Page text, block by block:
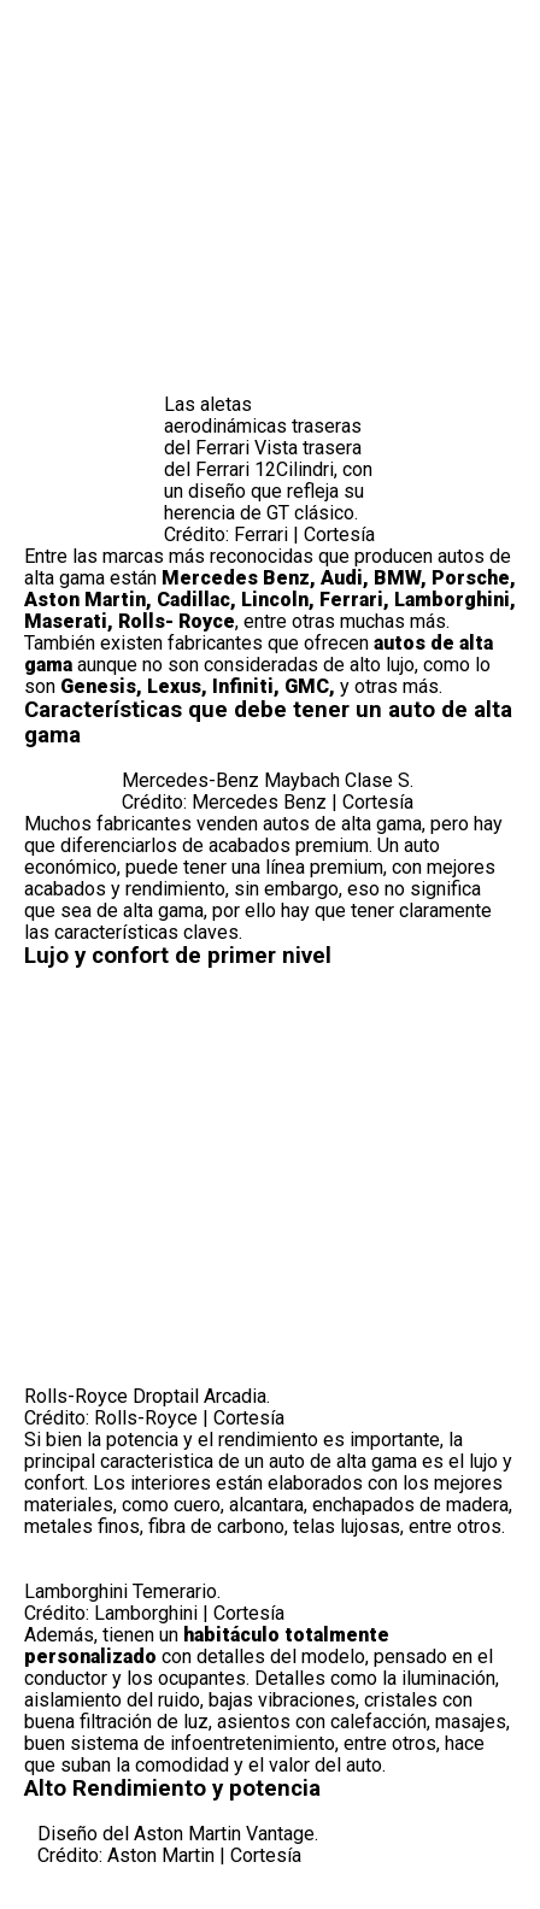
Las aletas
aerodinámicas traseras
del Ferrari Vista trasera
del Ferrari 12Cilindri, con
un diseño que refleja su
herencia de GT clásico.
Crédito: Ferrari | Cortesía
Entre las marcas más reconocidas que producen autos de
alta gama están Mercedes Benz, Audi, BMW, Porsche,
Aston Martin, Cadillac, Lincoln, Ferrari, Lamborghini,
Maserati, Rolls- Royce, entre otras muchas más.
También existen fabricantes que ofrecen autos de alta
gama aunque no son consideradas de alto lujo, como lo
son Genesis, Lexus, Infiniti, GMC, y otras más.
Características que debe tener un auto de alta
gama
Mercedes-Benz Maybach Clase S.
Crédito: Mercedes Benz | Cortesía
Muchos fabricantes venden autos de alta gama, pero hay
que diferenciarlos de acabados premium. Un auto
económico, puede tener una línea premium, con mejores
acabados y rendimiento, sin embargo, eso no significa
que sea de alta gama, por ello hay que tener claramente
las características claves.
Lujo y confort de primer nivel
Rolls-Royce Droptail Arcadia.
Crédito: Rolls-Royce | Cortesía
Si bien la potencia y el rendimiento es importante, la
principal caracteristica de un auto de alta gama es el lujo y
confort. Los interiores están elaborados con los mejores
materiales, como cuero, alcantara, enchapados de madera,
metales finos, fibra de carbono, telas lujosas, entre otros.
Lamborghini Temerario.
Crédito: Lamborghini | Cortesía
Además, tienen un habitáculo totalmente
personalizado con detalles del modelo, pensado en el
conductor y los ocupantes. Detalles como la iluminación,
aislamiento del ruido, bajas vibraciones, cristales con
buena filtración de luz, asientos con calefacción, masajes,
buen sistema de infoentretenimiento, entre otros, hace
que suban la comodidad y el valor del auto.
Alto Rendimiento y potencia
Diseño del Aston Martin Vantage.
Crédito: Aston Martin | Cortesía